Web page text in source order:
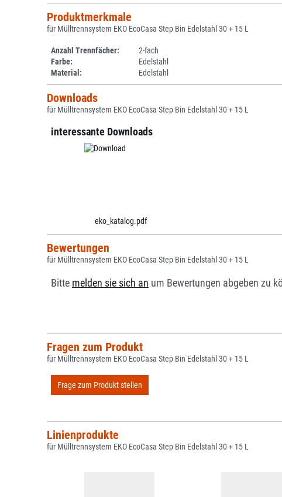
Produktmerkmale
für Mülltrennsystem EKO EcoCasa Step Bin Edelstahl 30 + 15 L
Anzahl Trennfächer: 2-fach
Farbe:
Edelstahl
Material:
Edelstahl
Downloads
für Mülltrennsystem EKO EcoCasa Step Bin Edelstahl 30 + 15 L
interessante Downloads
eko_katalog.pdf
Bewertungen
für Mülltrennsystem EKO EcoCasa Step Bin Edelstahl 30 + 15 L
Bitte melden sie sich an um Bewertungen abgeben zu
Fragen zum Produkt
für Mülltrennsystem EKO EcoCasa Step Bin Edelstahl 30 + 15 L
Frage zum Produkt stellen
Linienprodukte
für Mülltrennsystem EKO EcoCasa Step Bin Edelstahl 30 + 15 L